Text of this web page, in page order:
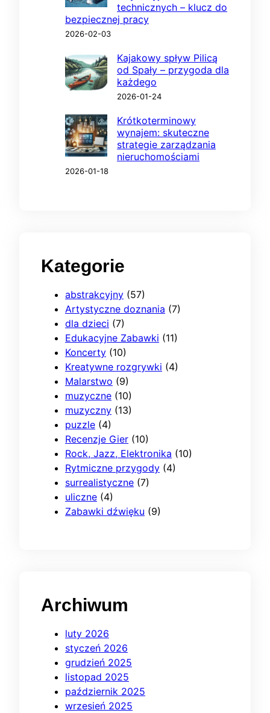
technicznych – klucz do
bezpiecznej pracy
2026-02-03
Kajakowy spływ Pilicą
od Spały – przygoda dla
każdego
2026-01-24
Krótkoterminowy
wynajem: skuteczne
strategie zarządzania
nieruchomościami
2026-01-18
Kategorie
abstrakcyjny (57)
Artystyczne doznania (7)
dla dzieci (7)
Edukacyjne Zabawki (11)
Koncerty (10)
Kreatywne rozgrywki (4)
Malarstwo (9)
muzyczne (10)
muzyczny (13)
puzzle (4)
Recenzje Gier (10)
Rock, Jazz, Elektronika (10)
Rytmiczne przygody (4)
surrealistyczne (7)
uliczne (4)
Zabawki dźwięku (9)
Archiwum
luty 2026
styczeń 2026
grudzień 2025
listopad 2025
październik 2025
wrzesień 2025